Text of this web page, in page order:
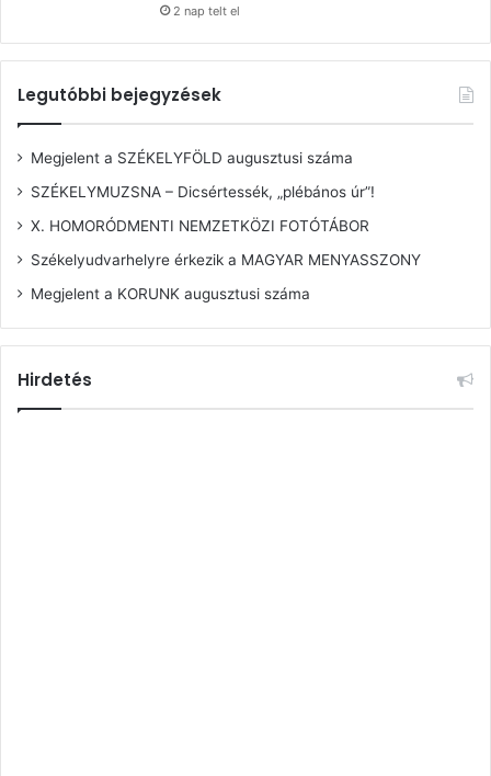
2 nap telt el
Legutóbbi bejegyzések
Megjelent a SZÉKELYFÖLD augusztusi száma
SZÉKELYMUZSNA – Dicsértessék, „plébános úr”!
X. HOMORÓDMENTI NEMZETKÖZI FOTÓTÁBOR
Székelyudvarhelyre érkezik a MAGYAR MENYASSZONY
Megjelent a KORUNK augusztusi száma
Hirdetés